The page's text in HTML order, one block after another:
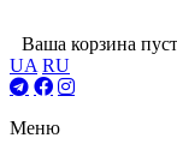
Ваша корзина
UA RU
Меню